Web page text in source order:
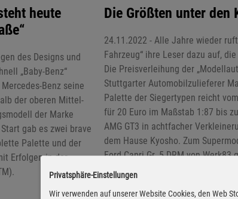
heute
des Designs und
„Baby-Benz“
Benz seine
der oberen Mittel-
der Marke
gab es zwei brave
Palette und der
Erfolgen in der
Die Größten unter den
24.11.2022 - Alle Jahre wieder
Fahrzeug“ ihre Leser dazu auf,
Die Preisverleihung der
Stuttgarter Automobilzulieferer
Palette der Siegertypen reicht
für 20 Euro im Maßstab 1:87 bis
AMG GT3 in achtfacher
dem Hause Kyosho. Zum
Ford Capri Gr. 5 DRM von
„Jägermeister“-Rennoutfit. Das
69,95 Euro.
Privatsphäre-Einstellungen
Wir verwenden auf unserer Website Cookies, den Web